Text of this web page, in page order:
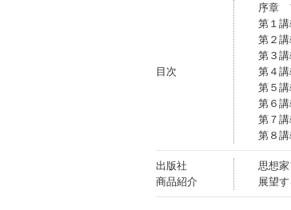
目次
序章
第１
第２
第３
第４
第５
第６
第７
第８
出版社
商品紹介
思想
展望